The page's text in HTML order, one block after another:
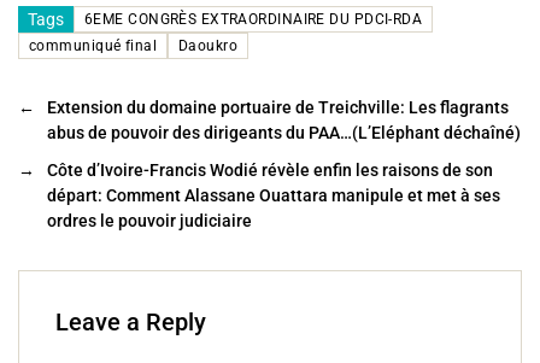
c
e
b
o
o
k
tt
er
ai
l
ta
g
er
Tags
6EME CONGRÈS EXTRAORDINAIRE DU PDCI-RDA
communiqué final
Daoukro
←
Extension du domaine portuaire de Treichville: Les flagrants
abus de pouvoir des dirigeants du PAA…(L’Eléphant déchaîné)
→
Côte d’Ivoire-Francis Wodié révèle enfin les raisons de son
départ: Comment Alassane Ouattara manipule et met à ses
ordres le pouvoir judiciaire
Leave a Reply